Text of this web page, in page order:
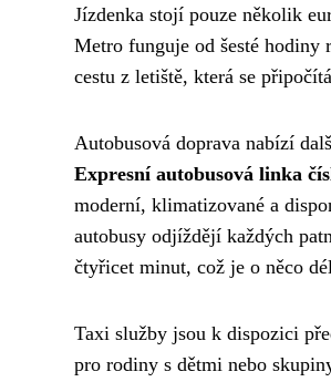
Jízdenka stojí pouze několik
Metro funguje od šesté hodiny
cestu z letiště, která se
Autobusová doprava nabízí
Expresní autobusová linka
moderní, klimatizované a
autobusy odjíždějí každých
čtyřicet minut, což je o něco
Taxi služby jsou k dispozici
pro rodiny s dětmi nebo